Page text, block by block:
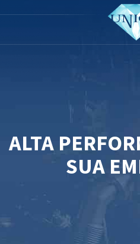
ALTA
SUA